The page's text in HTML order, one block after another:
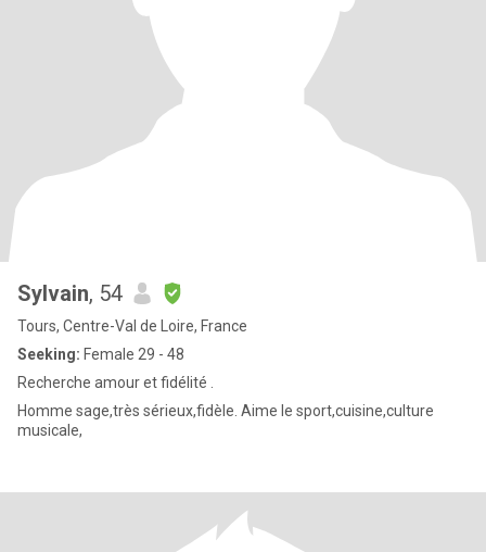
Sylvain, 54
Tours, Centre-Val de Loire, France
Seeking: Female 29 - 48
Recherche amour et fidélité .
Homme sage,très sérieux,fidèle. Aime le sport,cuisine,culture
musicale,